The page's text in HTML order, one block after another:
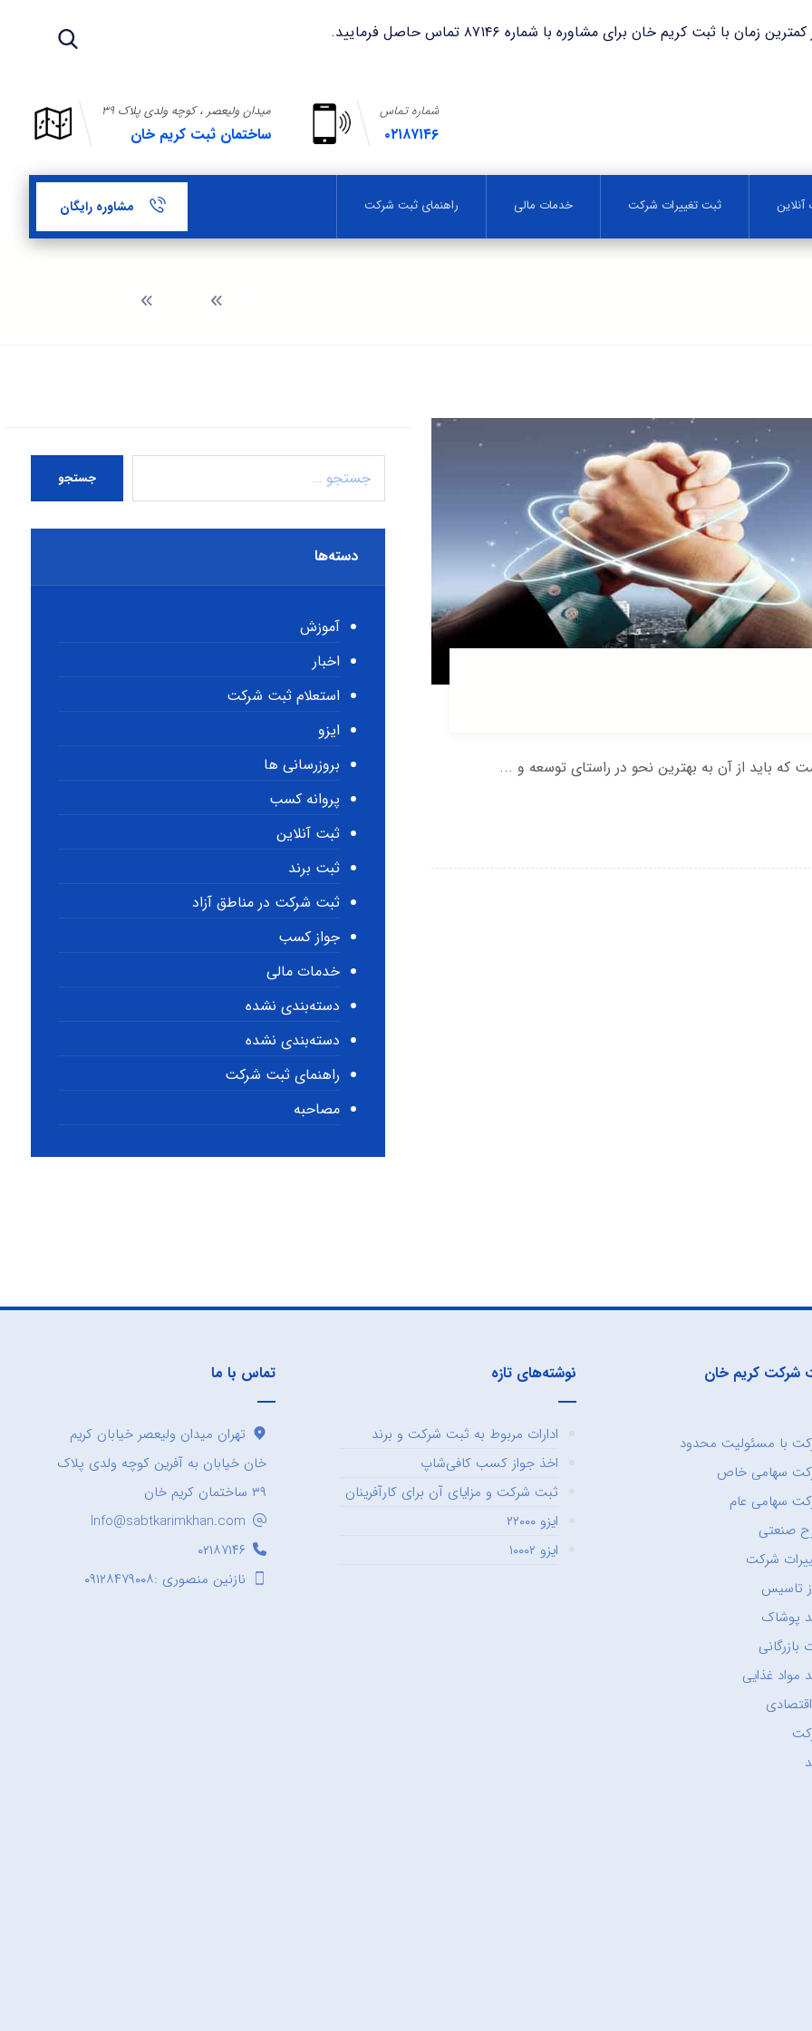
کریم خان برای مشاوره با شماره ۸۷۱۴۶ تماس حاصل فرمایید.
میدان ولیعصر ، کوچه ولدی پلاک ۳۹
ساختمان ثبت کریم خان
شماره تماس
۰۲۱۸۷۱۴۶
ثبت تغییرات شرکت خدمات مالی راهنمای ثبت شرکت مشاوره رایگان
باید از آن به بهترین نحو در راستای توسعه و ...
جستجو
دسته‌ها
آموزش
اخبار
استعلام ثبت شرکت
ایزو
بروزرسانی ها
پروانه کسب
ثبت آنلاین
ثبت برند
ثبت شرکت در مناطق آزاد
جواز کسب
خدمات مالی
دسته‌بندی نشده
دسته‌بندی نشده
راهنمای ثبت شرکت
مصاحبه
شرکت کریم خان
با مسئولیت محدود
سهامی خاص
سهامی عام
صنعتی
شرکت
تاسیس
پوشاک
بازرگانی
مواد غذایی
نوشته‌های تازه
ادارات مربوط به ثبت شرکت و برند
اخذ جواز کسب کافی‌شاپ
ثبت شرکت و مزایای آن برای کارآفرینان
ایزو ۲۲۰۰۰
ایزو ۱۰۰۰۲
تماس با ما
تهران میدان ولیعصر خیابان کریم
خان خیابان به آفرین کوچه ولدی پلاک
۳۹ ساختمان کریم خان
Info@sabtkarimkhan.com
۰۲۱۸۷۱۴۶
نازنین منصوری :۰۹۱۲۸۴۷۹۰۰۸